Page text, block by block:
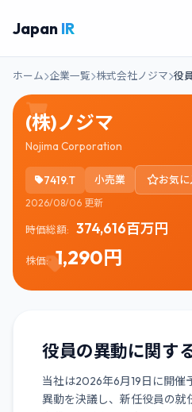
Japan IR
ホーム 企業一覧 株式会社ノジマ 役
(株)ノジマ
Nojima Corporation
7419.T 小売業 お気に
2026/08/06 更新
時価総額: 374,616百万円
株価: 1,290円
役員の異動に関す
当社は2026年6月19日に開催
異動を決議し、新任役員の就